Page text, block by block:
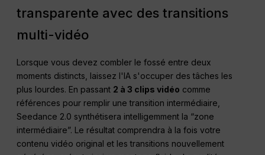
transparente avec des transitions
multi-vidéo
Lorsque vous devez combler le fossé entre deux
moments distincts, laissez l'IA s'occuper des tâches les
plus lourdes. En passant 2 à 3 clips vidéo comme
références pour remplir une transition intermédiaire,
Seedance 2.0 synthétisera intelligemment la “zone
intermédiaire”. Le résultat comprendra à la fois votre
contenu vidéo original et les transitions nouvellement